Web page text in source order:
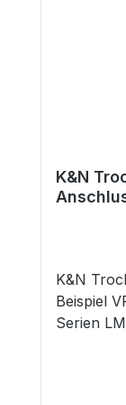
K&N
K&N
Beispiel
Serien